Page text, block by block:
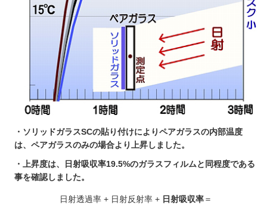
・ソリッドガラスSCの貼り付けによりペアガラスの内部温度
は、ペアガラスのみの場合より上昇しました。
・上昇度は、日射吸収率19.5%のガラスフィルムと同程度である
事を確認しました。
日射透過率 + 日射反射率 + 日射吸収率＝